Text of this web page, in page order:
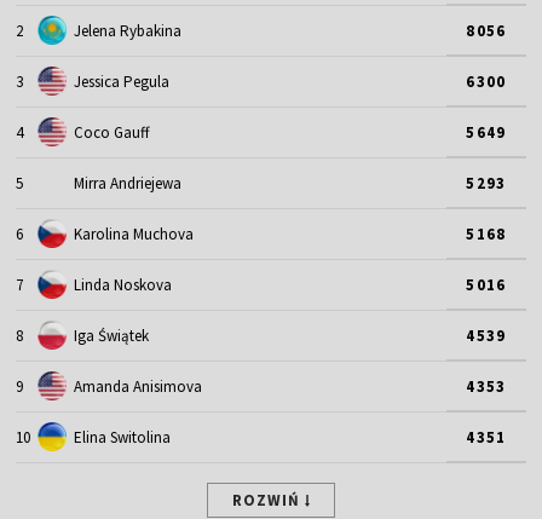
2 Jelena Rybakina 8056
3 Jessica Pegula 6300
4 Coco Gauff 5649
5 Mirra Andriejewa 5293
6 Karolina Muchova 5168
7 Linda Noskova 5016
8 Iga Świątek 4539
9 Amanda Anisimova 4353
10 Elina Switolina 4351
ROZWIŃ